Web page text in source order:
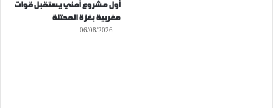
أول مشروع أمني يستقبل قوات
مغربية بغزة المحتلة
06/08/2026